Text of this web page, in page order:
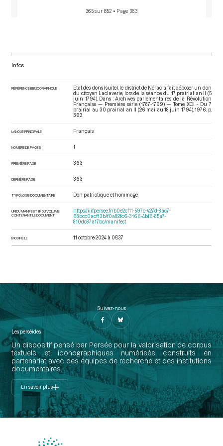
365 sur 852 • Page 363
Infos
RÉFÉRENCE BIBLIOGRAPHIQUE
Etat des dons (suite), le district de Nérac a fait déposer un don
du citoyen Laclaverie, lors de la séance du 17 prairial an II (5
juin 1794). Dans : Archives parlementaires de la Révolution
Française — Première série (1787-1799) — Tome XCI - Du 7
prairial au 30 prairial an II (26 mai au 18 juin 1794). 1976. p.
363.
LANGUE PRINCIPALE Français
NOMBRE DE PAGES 1
PREMIÈRE PAGE 363
DERNIÈRE PAGE 363
TYPOLOGIE DOCUMENTAIRE Don patriotique et hommage
URI DU MANIFEST IIIF DU VOLUME
CONTENANT LE DOCUMENT
https://iiif.persee.fr/b0e2cf11-597c-427d-8ac7-
68bcc0acf13b/f0a82fc6-3166-4bf6-85a7-
810dc87a17bc/manifest
MODIFIÉ LE 11 octobre 2024 à 05:37
Suivez-nous
Les perséides
Un dispositif pensé par Persée pour la valorisation de corpus
textuels et iconographiques numérisés construits en
partenariat avec des équipes de recherche et des institutions
documentaires.
En savoir plus